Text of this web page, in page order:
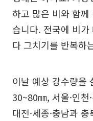
하고 많은 비와 함
습니다. 전국에 비
다 그치기를 반복하
이날 예상 강수량을
30~80㎜, 서울·인천
대전·세종·충남과